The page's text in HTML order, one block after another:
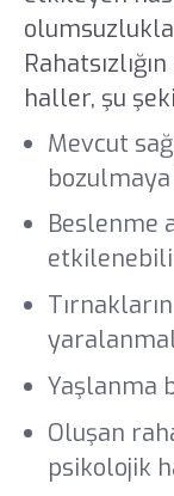
haller, şu
Mevcut
Beslenme
Yaşlanma
Oluşan
psikolojik